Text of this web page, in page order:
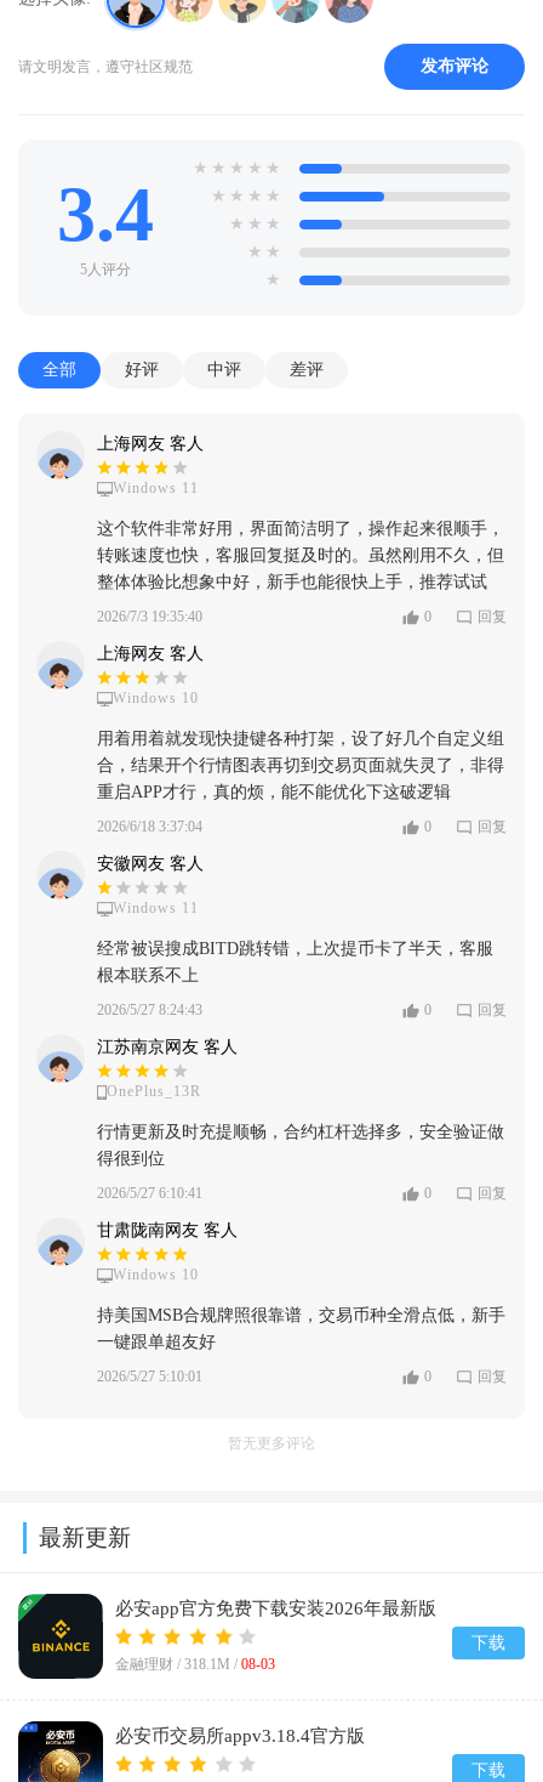
请文明发言，遵守社区规范 发布评论
3.4
5人评分
★ ★ ★ ★ ★
★ ★ ★ ★
★ ★ ★
★ ★
★
全部 好评 中评 差评
上海网友 客人
Windows 11
这个软件非常好用，界面简洁明了，操作起来很顺手，
转账速度也快，客服回复挺及时的。虽然刚用不久，但
整体体验比想象中好，新手也能很快上手，推荐试试
2026/7/3 19:35:40 0 回复
上海网友 客人
Windows 10
用着用着就发现快捷键各种打架，设了好几个自定义组
合，结果开个行情图表再切到交易页面就失灵了，非得
重启APP才行，真的烦，能不能优化下这破逻辑
2026/6/18 3:37:04 0 回复
安徽网友 客人
Windows 11
经常被误搜成BITD跳转错，上次提币卡了半天，客服
根本联系不上
2026/5/27 8:24:43 0 回复
江苏南京网友 客人
OnePlus_13R
行情更新及时充提顺畅，合约杠杆选择多，安全验证做
得很到位
2026/5/27 6:10:41 0 回复
甘肃陇南网友 客人
Windows 10
持美国MSB合规牌照很靠谱，交易币种全滑点低，新手
一键跟单超友好
2026/5/27 5:10:01 0 回复
暂无更多评论
最新更新
必安app官方免费下载安装2026年最新版
v3.18.4
金融理财 / 318.1M / 08-03
下载
必安币交易所appv3.18.4官方版
下载